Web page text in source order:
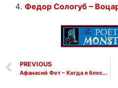
Федор Сологуб –
PREVIOUS
Афанасий Фет – Когда я блестящий твой локон целую